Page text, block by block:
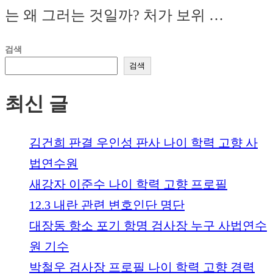
는 왜 그러는 것일까? 처가 보위 …
검색
검색
최신 글
김건희 판결 우인성 판사 나이 학력 고향 사
법연수원
새강자 이준수 나이 학력 고향 프로필
12.3 내란 관련 변호인단 명단
대장동 항소 포기 항명 검사장 누구 사법연수
원 기수
박철우 검사장 프로필 나이 학력 고향 경력